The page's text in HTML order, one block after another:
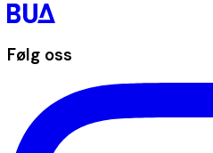
Følg oss